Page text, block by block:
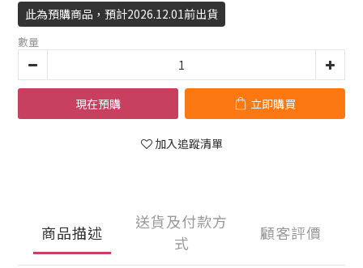
此為預購商品，預計2026.12.01前出貨
數量
現在預購 立即購買
加入追蹤清單
商品描述
送貨及付款方
式
顧客評價